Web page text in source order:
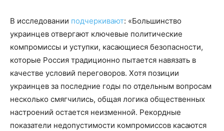
В исследовании подчеркивают: «Большинство
украинцев отвергают ключевые политические
компромиссы и уступки, касающиеся безопасности,
которые Россия традиционно пытается навязать в
качестве условий переговоров. Хотя позиции
украинцев за последние годы по отдельным вопросам
несколько смягчились, общая логика общественных
настроений остается неизменной. Рекордные
показатели недопустимости компромиссов касаются